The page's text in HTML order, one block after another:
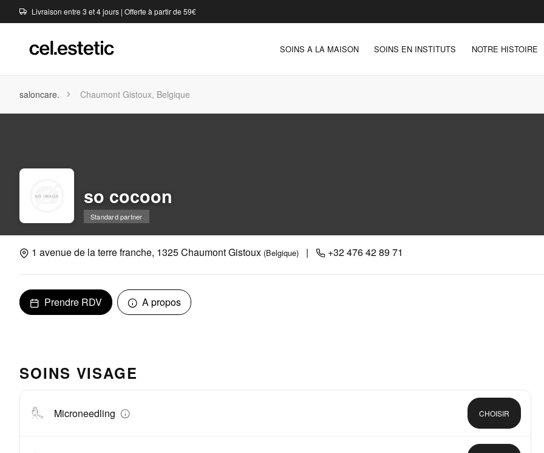
Livraison entre 3 et 4 jours | Offerte à partir de 59€
SOINS A LA MAISON SOINS EN INSTITUTS NOTRE HISTOIRE
saloncare. Chaumont Gistoux, Belgique
so cocoon
Standard partner
1 avenue de la terre franche, 1325 Chaumont Gistoux (Belgique) | +32 476 42 89 71
Prendre RDV A propos
SOINS VISAGE
Microneedling CHOISIR